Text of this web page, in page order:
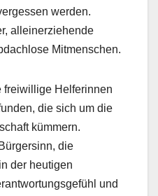
werden.
alleinerziehende
Mitmenschen.
freiwillige Helferinnen
die sich um die
kümmern.
die
der heutigen
und